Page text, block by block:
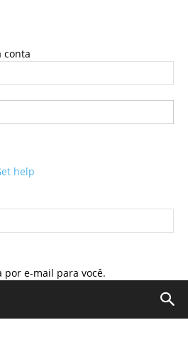
conta
help
por e-mail para você.